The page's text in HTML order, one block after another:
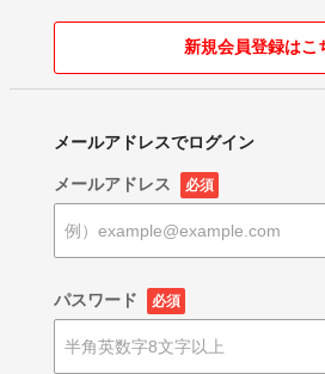
新規会員登録はこ
メールアドレスでログイン
メールアドレス 必須
パスワード 必須